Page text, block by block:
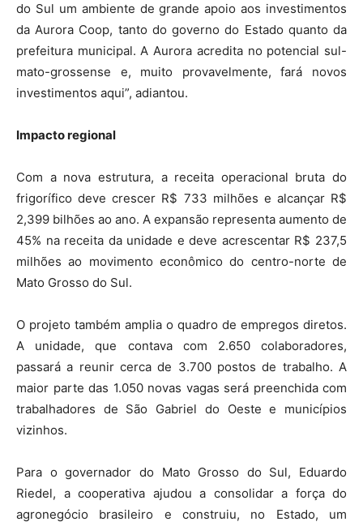
do Sul um ambiente de grande apoio aos investimentos
da Aurora Coop, tanto do governo do Estado quanto da
prefeitura municipal. A Aurora acredita no potencial sul-
mato-grossense e, muito provavelmente, fará novos
investimentos aqui”, adiantou.
Impacto regional
Com a nova estrutura, a receita operacional bruta do
frigorífico deve crescer R$ 733 milhões e alcançar R$
2,399 bilhões ao ano. A expansão representa aumento de
45% na receita da unidade e deve acrescentar R$ 237,5
milhões ao movimento econômico do centro-norte de
Mato Grosso do Sul.
O projeto também amplia o quadro de empregos diretos.
A unidade, que contava com 2.650 colaboradores,
passará a reunir cerca de 3.700 postos de trabalho. A
maior parte das 1.050 novas vagas será preenchida com
trabalhadores de São Gabriel do Oeste e municípios
vizinhos.
Para o governador do Mato Grosso do Sul, Eduardo
Riedel, a cooperativa ajudou a consolidar a força do
agronegócio brasileiro e construiu, no Estado, um